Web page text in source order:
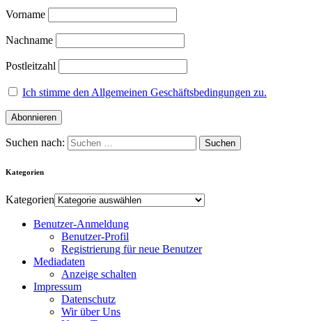
Vorname
Nachname
Postleitzahl
Ich stimme den Allgemeinen Geschäftsbedingungen zu.
Suchen nach:
Kategorien
Kategorien
Benutzer-Anmeldung
Benutzer-Profil
Registrierung für neue Benutzer
Mediadaten
Anzeige schalten
Impressum
Datenschutz
Wir über Uns